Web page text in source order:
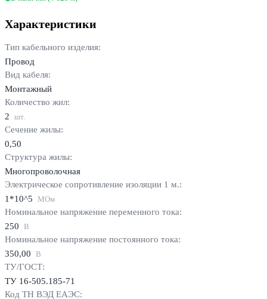
Характеристики
Тип кабельного изделия:
Провод
Вид кабеля:
Монтажный
Количество жил:
2 шт.
Сечение жилы:
0,50
Структура жилы:
Многопроволочная
Электрическое сопротивление изоляции 1 м.:
1*10^5 МОм
Номинальное напряжение переменного тока:
250 В
Номинальное напряжение постоянного тока:
350,00 В
ТУ/ГОСТ:
ТУ 16-505.185-71
Код ТН ВЭД ЕАЭС: